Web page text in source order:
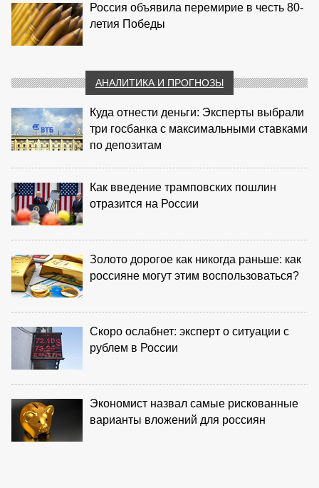
Россия объявила перемирие в честь 80-
летия Победы
АНАЛИТИКА И ПРОГНОЗЫ
Куда отнести деньги: Эксперты выбрали
три госбанка с максимальными ставками
по депозитам
Как введение трамповских пошлин
отразится на России
Золото дорогое как никогда раньше: как
россияне могут этим воспользоваться?
Скоро ослабнет: эксперт о ситуации с
рублем в России
Экономист назвал самые рискованные
варианты вложений для россиян